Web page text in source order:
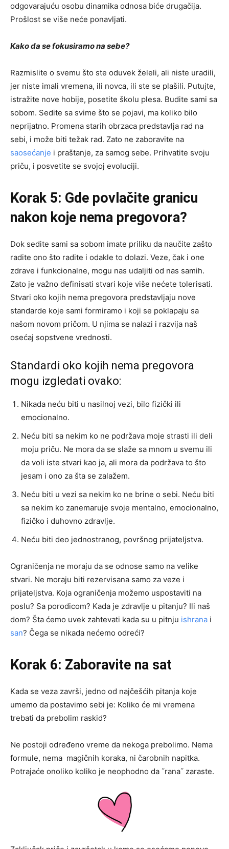
odgovarajuću osobu dinamika odnosa biće drugačija.
Prošlost se više neće ponavljati.
Kako da se fokusiramo na sebe?
Razmislite o svemu što ste oduvek želeli, ali niste uradili,
jer niste imali vremena, ili novca, ili ste se plašili. Putujte,
istražite nove hobije, posetite školu plesa. Budite sami sa
sobom. Sedite sa svime što se pojavi, ma koliko bilo
neprijatno. Promena starih obrzaca predstavlja rad na
sebi, i može biti težak rad. Zato ne zaboravite na
saosećanje i praštanje, za samog sebe. Prihvatite svoju
priču, i posvetite se svojoj evoluciji.
Korak 5: Gde povlačite granicu
nakon koje nema pregovora?
Dok sedite sami sa sobom imate priliku da naučite zašto
radite ono što radite i odakle to dolazi. Veze, čak i one
zdrave i funkcionalne, mogu nas udaljiti od nas samih.
Zato je važno definisati stvari koje više nećete tolerisati.
Stvari oko kojih nema pregovora predstavljaju nove
standarde koje sami formiramo i koji se poklapaju sa
našom novom pričom. U njima se nalazi i razvija naš
osećaj sopstvene vrednosti.
Standardi oko kojih nema pregovora
mogu izgledati ovako:
Nikada neću biti u nasilnoj vezi, bilo fizički ili
emocionalno.
Neću biti sa nekim ko ne podržava moje strasti ili deli
moju priču. Ne mora da se slaže sa mnom u svemu ili
da voli iste stvari kao ja, ali mora da podržava to što
jesam i ono za šta se zalažem.
Neću biti u vezi sa nekim ko ne brine o sebi. Neću biti
sa nekim ko zanemaruje svoje mentalno, emocionalno,
fizičko i duhovno zdravlje.
Neću biti deo jednostranog, površnog prijateljstva.
Ograničenja ne moraju da se odnose samo na velike
stvari. Ne moraju biti rezervisana samo za veze i
prijateljstva. Koja ograničenja možemo uspostaviti na
poslu? Sa porodicom? Kada je zdravlje u pitanju? Ili naš
dom? Šta ćemo uvek zahtevati kada su u pitnju ishrana i
san? Čega se nikada nećemo odreći?
Korak 6: Zaboravite na sat
Kada se veza završi, jedno od najčešćih pitanja koje
umemo da postavimo sebi je: Koliko će mi vremena
trebati da prebolim raskid?
Ne postoji određeno vreme da nekoga prebolimo. Nema
formule, nema magičnih koraka, ni čarobnih napitka.
Potrajaće onoliko koliko je neophodno da ˝rana˝ zaraste.